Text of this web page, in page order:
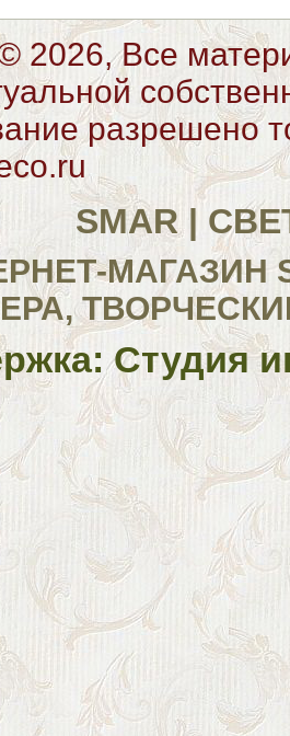
2026, Все
разрешено
SMAR |
МАГАЗИН
Студия